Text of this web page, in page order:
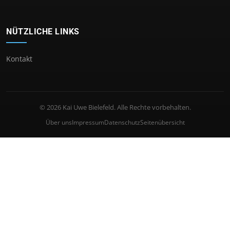
NÜTZLICHE LINKS
Kontakt
© 2026 Kai Uwe Bielefeld. Alle Rechte vorbehalten.
Über unsImpressumDatenschutzSeitenübersicht